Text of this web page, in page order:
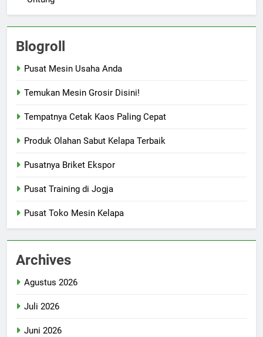
Blogroll
Pusat Mesin Usaha Anda
Temukan Mesin Grosir Disini!
Tempatnya Cetak Kaos Paling Cepat
Produk Olahan Sabut Kelapa Terbaik
Pusatnya Briket Ekspor
Pusat Training di Jogja
Pusat Toko Mesin Kelapa
Archives
Agustus 2026
Juli 2026
Juni 2026